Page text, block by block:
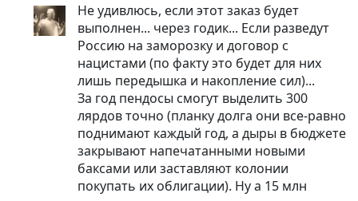
Не удивлюсь, если этот заказ будет
выполнен... через годик... Если разведут
Россию на заморозку и договор с
нацистами (по факту это будет для них
лишь передышка и накопление сил)...
За год пендосы смогут выделить 300
лярдов точно (планку долга они все-равно
поднимают каждый год, а дыры в бюджете
закрывают напечатанными новыми
баксами или заставляют колонии
покупать их облигации). Ну а 15 млн